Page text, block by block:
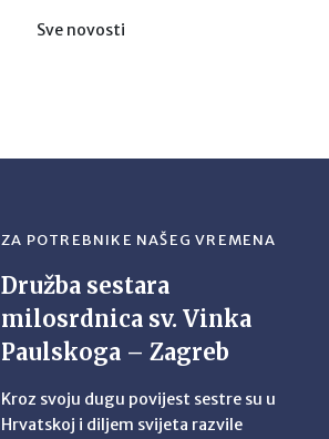
Sve novosti
ZA POTREBNIKE NAŠEG VREMENA
Družba sestara
milosrdnica sv. Vinka
Paulskoga – Zagreb
Kroz svoju dugu povijest sestre su u
Hrvatskoj i diljem svijeta razvile